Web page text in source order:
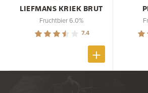
LIEFMANS KRIEK BRUT
Fruchtbier 6.0%
7.4